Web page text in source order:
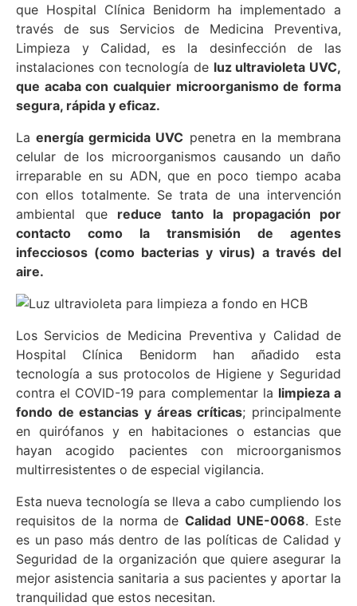
que Hospital Clínica Benidorm ha implementado a
través de sus Servicios de Medicina Preventiva,
Limpieza y Calidad, es la desinfección de las
instalaciones con tecnología de luz ultravioleta UVC,
que acaba con cualquier microorganismo de forma
segura, rápida y eficaz.
Laenergía germicida UVC penetra en la membrana
celular de los microorganismos causando un daño
irreparable en su ADN, que en poco tiempo acaba
con ellos totalmente. Se trata de una intervención
ambiental que reduce tanto la propagación por
contacto como la transmisión de agentes
infecciosos (como bacterias y virus) a través del
aire.
Los Servicios de Medicina Preventiva y Calidad de
Hospital Clínica Benidorm han añadido esta
tecnología a sus protocolos de Higiene y Seguridad
contra el COVID-19 para complementar la limpieza a
fondo de estancias y áreas críticas; principalmente
en quirófanos y en habitaciones o estancias que
hayan acogido pacientes con microorganismos
multirresistentes o de especial vigilancia.
Esta nueva tecnología se lleva a cabo cumpliendo los
requisitos de la norma deCalidad UNE-0068. Este
es un paso más dentro de las políticas de Calidad y
Seguridad de la organización que quiere asegurar la
mejor asistencia sanitaria a sus pacientes y aportar la
tranquilidad que estos necesitan.